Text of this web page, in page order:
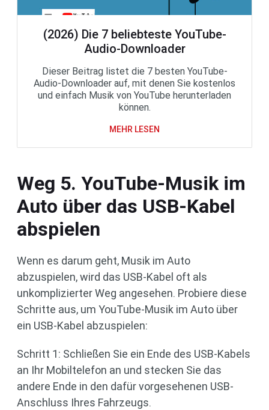
(2026) Die 7 beliebteste YouTube-
Audio-Downloader
Dieser Beitrag listet die 7 besten YouTube-
Audio-Downloader auf, mit denen Sie kostenlos
und einfach Musik von YouTube herunterladen
können.
MEHR LESEN
Weg 5. YouTube-Musik im
Auto über das USB-Kabel
abspielen
Wenn es darum geht, Musik im Auto
abzuspielen, wird das USB-Kabel oft als
unkomplizierter Weg angesehen. Probiere diese
Schritte aus, um YouTube-Musik im Auto über
ein USB-Kabel abzuspielen:
Schritt 1: Schließen Sie ein Ende des USB-Kabels
an Ihr Mobiltelefon an und stecken Sie das
andere Ende in den dafür vorgesehenen USB-
Anschluss Ihres Fahrzeugs.